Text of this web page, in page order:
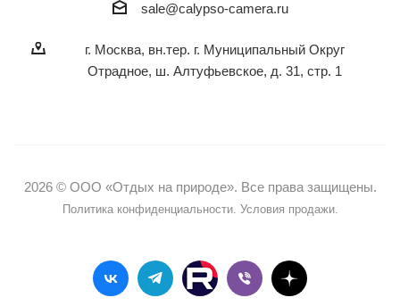
sale@calypso-camera.ru
г. Москва, вн.тер. г. Муниципальный Округ
Отрадное, ш. Алтуфьевское, д. 31, стр. 1
2026 © ООО «Отдых на природе». Все права защищены.
Политика конфиденциальности. Условия продажи.